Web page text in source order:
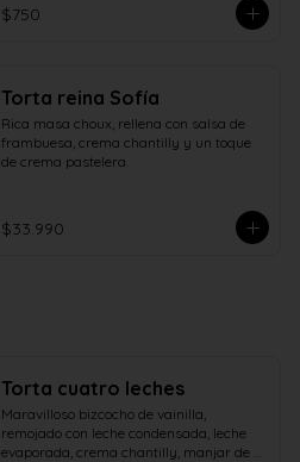
$750
Torta reina Sofía
Rica masa choux, rellena con salsa de
frambuesa, crema chantilly y un toque
de crema pastelera.
$33.990
Torta cuatro leches
Maravilloso bizcocho de vainilla,
remojado con leche condensada, leche
evaporada, crema chantilly, manjar de